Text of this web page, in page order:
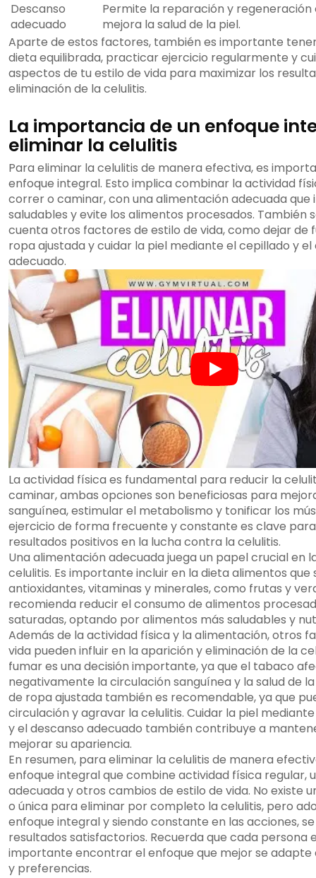
Descanso
adecuado
Permite la reparación y regeneración
mejora la salud de la piel.
Aparte de estos factores, también es importante
dieta equilibrada, practicar ejercicio regularmente y
aspectos de tu estilo de vida para maximizar los
eliminación de la celulitis.
La importancia de un enfoque
eliminar la celulitis
Para eliminar la celulitis de manera efectiva, es
enfoque integral. Esto implica combinar la actividad
correr o caminar, con una alimentación adecuada que
saludables y evite los alimentos procesados. También
cuenta otros factores de estilo de vida, como dejar de
ropa ajustada y cuidar la piel mediante el cepillado y el
adecuado.
La actividad física es fundamental para reducir la
caminar, ambas opciones son beneficiosas para
sanguínea, estimular el metabolismo y tonificar los
ejercicio de forma frecuente y constante es clave
resultados positivos en la lucha contra la celulitis.
Una alimentación adecuada juega un papel crucial en
celulitis. Es importante incluir en la dieta alimentos que
antioxidantes, vitaminas y minerales, como frutas y
recomienda reducir el consumo de alimentos
saturadas, optando por alimentos más saludables y
Además de la actividad física y la alimentación, otros
vida pueden influir en la aparición y eliminación de la
fumar es una decisión importante, ya que el tabaco
negativamente la circulación sanguínea y la salud de la
de ropa ajustada también es recomendable, ya que
circulación y agravar la celulitis. Cuidar la piel
y el descanso adecuado también contribuye a
mejorar su apariencia.
En resumen, para eliminar la celulitis de manera
enfoque integral que combine actividad física regular,
adecuada y otros cambios de estilo de vida. No existe
o única para eliminar por completo la celulitis, pero
enfoque integral y siendo constante en las acciones,
resultados satisfactorios. Recuerda que cada persona
importante encontrar el enfoque que mejor se adapte
y preferencias.